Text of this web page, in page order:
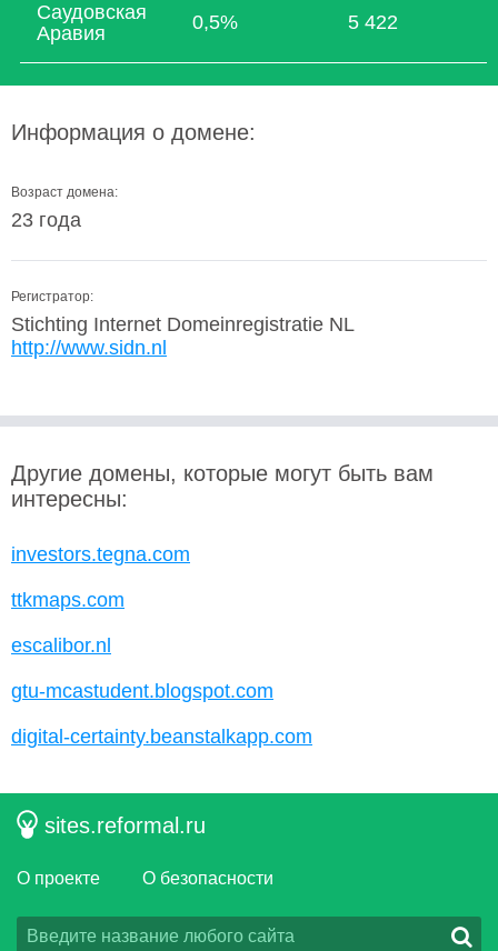
Саудовская
Аравия
0,5% 5 422
Информация о домене:
Возраст домена:
23 года
Регистратор:
Stichting Internet Domeinregistratie NL
http://www.sidn.nl
Другие домены, которые могут быть вам
интересны:
investors.tegna.com
ttkmaps.com
escalibor.nl
gtu-mcastudent.blogspot.com
digital-certainty.beanstalkapp.com
sites.reformal.ru
О проекте О безопасности